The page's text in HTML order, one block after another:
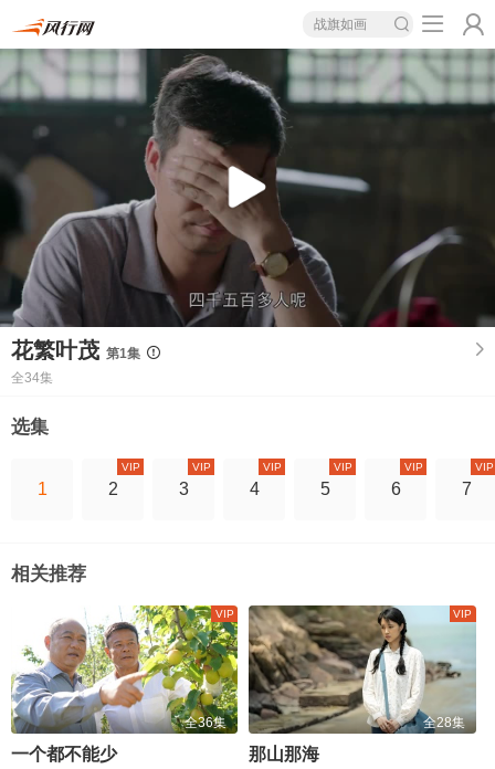
战旗如画
花繁叶茂 第1集
全34集
选集
1 2
VIP
3
VIP
4
VIP
5
VIP
6
VIP
7
VIP
相关推荐
全36集
一个都不能少
全28集
那山那海